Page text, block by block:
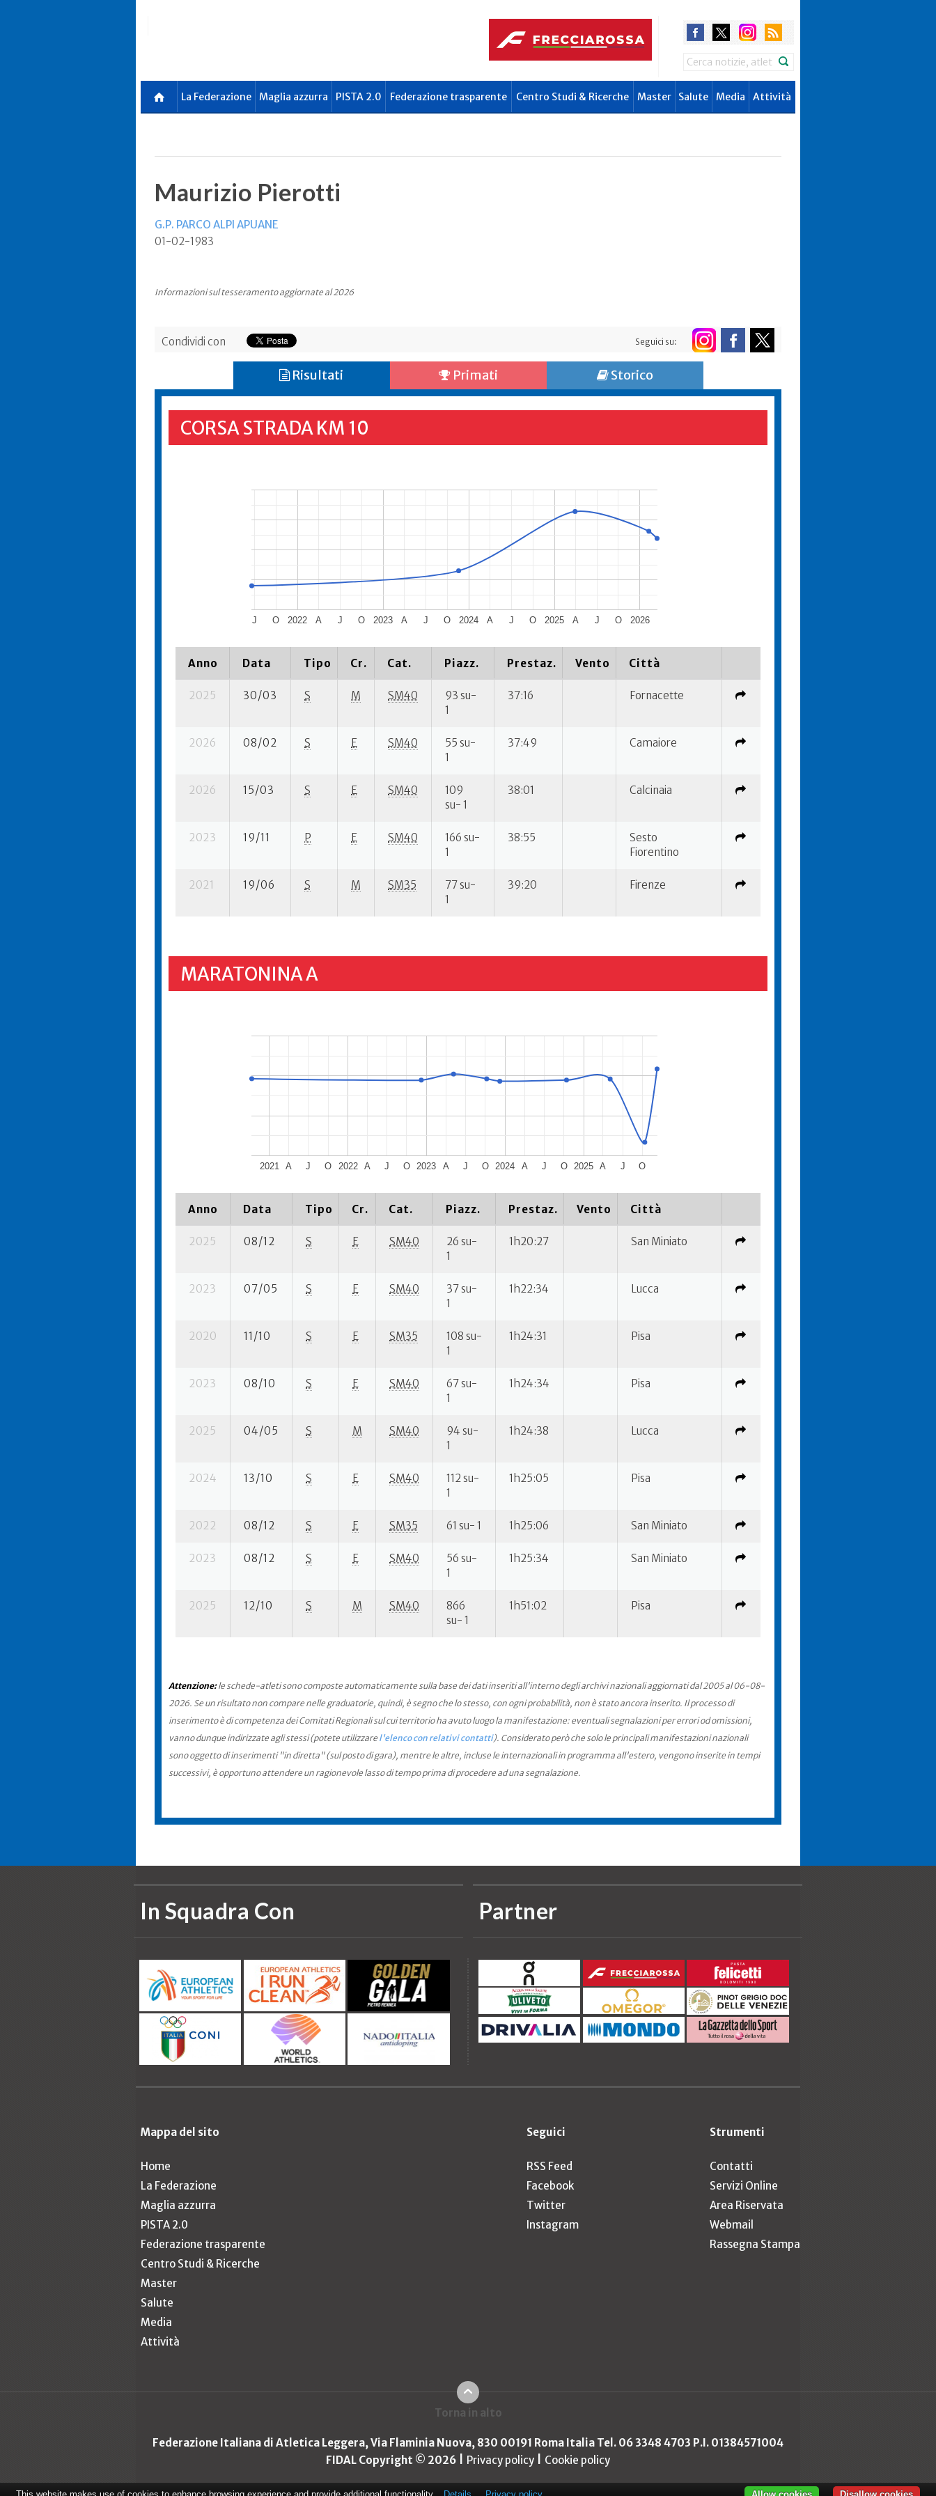
Search
La Federazione Maglia azzurra PISTA 2.0 Federazione trasparente Centro Studi & Ricerche Master Salute Media Attività
Maurizio Pierotti
G.P. PARCO ALPI APUANE
01-02-1983
Informazioni sul tesseramento aggiornate al 2026
Condividi con Seguici su:
Risultati Primati Storico
CORSA STRADA KM 10
2022 2023 2024 2025 2026
J O A J O A J O A J O A J O
Anno Data Tipo Cr. Cat. Piazz. Prestaz. Vento Città
2025 30/03 S M SM40
93 su-
1
37:16 Fornacette
2026 08/02 S E SM40
55 su-
1
37:49 Camaiore
2026 15/03 S E SM40
109
su- 1
38:01 Calcinaia
2023 19/11 P E SM40
166 su-
1
38:55
Sesto
Fiorentino
2021 19/06 S M SM35
77 su-
1
39:20 Firenze
MARATONINA A
2021 2022 2023 2024 2025
A J O A J O A J O A J O A J O
Anno Data Tipo Cr. Cat. Piazz. Prestaz. Vento Città
2025 08/12 S E SM40
26 su-
1
1h20:27 San Miniato
2023 07/05 S E SM40
37 su-
1
1h22:34 Lucca
2020 11/10 S E SM35
108 su-
1
1h24:31 Pisa
2023 08/10 S E SM40
67 su-
1
1h24:34 Pisa
2025 04/05 S M SM40
94 su-
1
1h24:38 Lucca
2024 13/10 S E SM40
112 su-
1
1h25:05 Pisa
2022 08/12 S E SM35 61 su- 1 1h25:06 San Miniato
2023 08/12 S E SM40
56 su-
1
1h25:34 San Miniato
2025 12/10 S M SM40
866
su- 1
1h51:02 Pisa
Attenzione:le schede-atleti sono composte automaticamente sulla base dei dati inseriti all'interno degli archivi nazionali aggiornati dal 2005 al 06-08-
2026. Se un risultato non compare nelle graduatorie, quindi, è segno che lo stesso, con ogni probabilità, non è stato ancora inserito. Il processo di
inserimento è di competenza dei Comitati Regionali sul cui territorio ha avuto luogo la manifestazione: eventuali segnalazioni per errori od omissioni,
vanno dunque indirizzate agli stessi (potete utilizzare l'elenco con relativi contatti). Considerato però che solo le principali manifestazioni nazionali
sono oggetto di inserimenti "in diretta" (sul posto di gara), mentre le altre, incluse le internazionali in programma all'estero, vengono inserite in tempi
successivi, è opportuno attendere un ragionevole lasso di tempo prima di procedere ad una segnalazione.
In Squadra Con Partner
Mappa del sito
Home
La Federazione
Maglia azzurra
PISTA 2.0
Federazione trasparente
Centro Studi & Ricerche
Master
Salute
Media
Attività
Seguici
RSS Feed
Facebook
Twitter
Instagram
Strumenti
Contatti
Servizi Online
Area Riservata
Webmail
Rassegna Stampa
Torna in alto
Federazione Italiana di Atletica Leggera, Via Flaminia Nuova, 830 00191 Roma Italia Tel. 06 3348 4703 P.I. 01384571004
FIDAL Copyright © 2026
Privacy policy Cookie policy